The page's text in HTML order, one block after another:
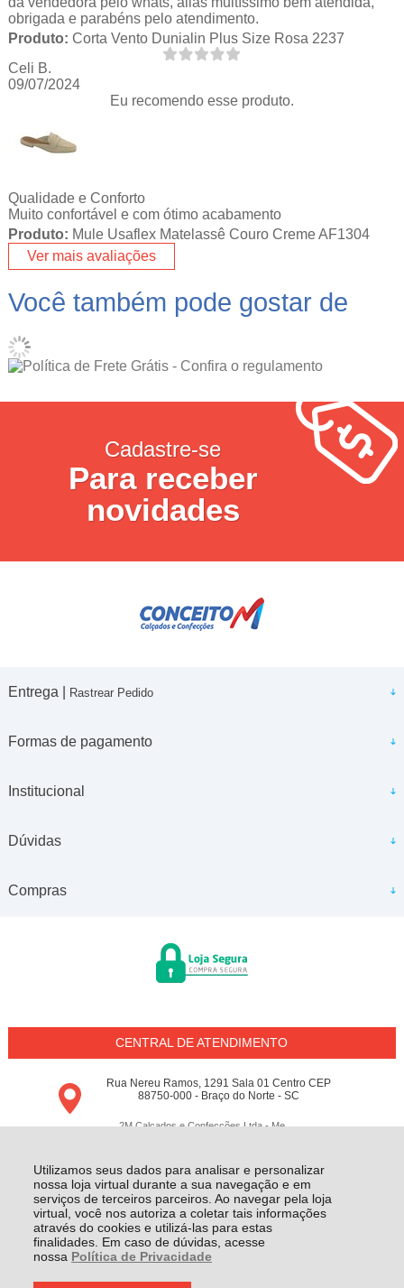
Utilizamos seus dados para analisar e personalizar
nossa loja virtual durante a sua navegação e em
serviços de terceiros parceiros. Ao navegar pela loja
virtual, você nos autoriza a coletar tais informações
através do cookies e utilizá-las para estas
finalidades. Em caso de dúvidas, acesse
nossa Política de Privacidade
obrigada e parabéns pelo atendimento.
Produto: Corta Vento Dunialin Plus Size Rosa 2237
Celi B.
09/07/2024
Eu recomendo esse produto.
Qualidade e Conforto
Muito confortável e com ótimo acabamento
Produto: Mule Usaflex Matelassê Couro Creme AF1304
Ver mais avaliações
Você também pode gostar de
Cadastre-se
Para receber
novidades
Entrega | Rastrear Pedido
Formas de pagamento
Institucional
Dúvidas
Compras
CENTRAL DE ATENDIMENTO
Rua Nereu Ramos, 1291 Sala 01 Centro CEP
88750-000 - Braço do Norte - SC
2M Calçados e Confecções Ltda - Me